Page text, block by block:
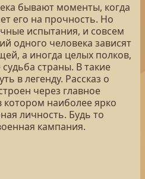
бывают моменты, когда
его на прочность. Но
испытания, и совсем
одного человека зависят
а иногда целых полков,
страны. В такие
в легенду. Рассказ о
через главное
котором наиболее ярко
личность. Будь то
кампания.